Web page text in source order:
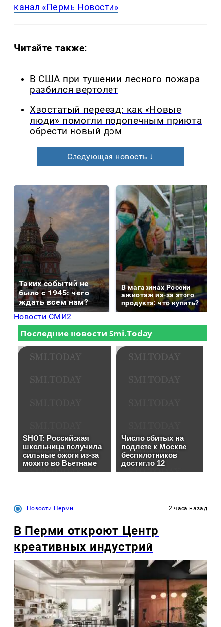
канал «Пермь Новости»
Читайте также:
В США при тушении лесного пожара
разбился вертолет
Хвостатый переезд: как «Новые
люди» помогли подопечным приюта
обрести новый дом
Следующая новость ↓
Таких событий не
было с 1945: чего
ждать всем нам?
В магазинах России
ажиотаж из-за этого
продукта: что купить?
Новости СМИ2
Новости Перми 2 часа назад
В Перми откроют Центр
креативных индустрий